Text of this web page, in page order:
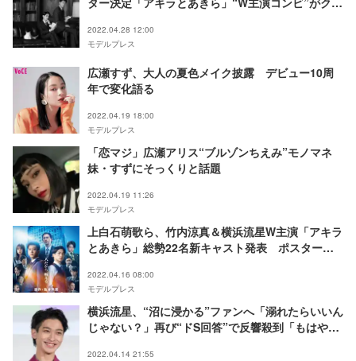
2022.04.28 12:00
モデルプレス
広瀬すず、大人の夏色メイク披露 デビュー10周
年で変化語る
2022.04.19 18:00
モデルプレス
「恋マジ」広瀬アリス“ブルゾンちえみ”モノマネ
妹・すずにそっくりと話題
2022.04.19 11:26
モデルプレス
上白石萌歌ら、竹内涼真＆横浜流星W主演「アキラ
とあきら」総勢22名新キャスト発表 ポスター＆
2022.04.16 08:00
モデルプレス
横浜流星、“沼に浸かる”ファンへ「溺れたらいいん
じゃない？」再び“ドS回答”で反響殺到「もはや名
2022.04.14 21:55